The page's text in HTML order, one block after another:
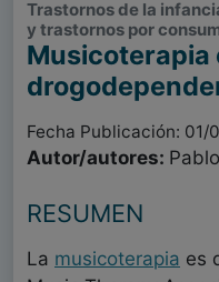
Trastornos de la
y trastornos por
Musicoterapia
Fecha Publicación: 01/
Autor/autores:
RESUMEN
La musicoterapia es